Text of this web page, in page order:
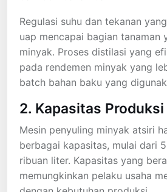
Regulasi suhu dan tekanan
uap mencapai bagian tanaman
minyak. Proses distilasi yang
pada rendemen minyak yang
batch bahan baku yang
2. Kapasitas Produksi
Mesin penyuling minyak atsiri
berbagai kapasitas, mulai dari
ribuan liter. Kapasitas yang
memungkinkan pelaku usaha